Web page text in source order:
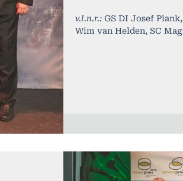
v.l.n.r.: GS DI Josef
Wim van Helden, SC